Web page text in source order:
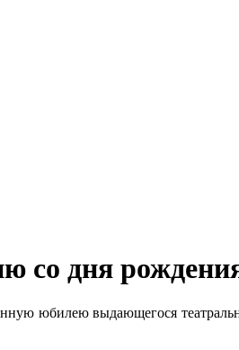
со дня
юбилею выдающегося